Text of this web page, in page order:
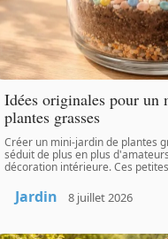
Idées originales pour
plantes grasses
Créer un mini-jardin de plantes
séduit de plus en plus
décoration intérieure. Ces petites
Jardin 8 juillet 2026